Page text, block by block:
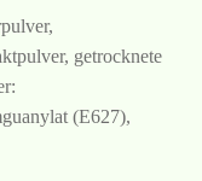
getrocknete
(E627),